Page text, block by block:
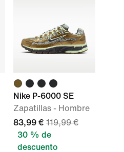
Nike P-6000 SE
Zapatillas - Hombre
83,99 € 119,99 €
30 % de
descuento